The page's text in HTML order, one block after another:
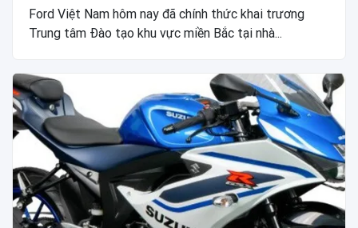
Ford Việt Nam hôm nay đã chính thức khai trương
Trung tâm Đào tạo khu vực miền Bắc tại nhà...